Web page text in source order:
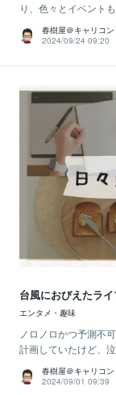
り、色々とイベント
春樹屋＠キャリコ
2024/09/24 09:20
台風におびえたラ
エンタメ・趣味
ノロノロかつ予測不
計画していたけど、
春樹屋＠キャリコ
2024/09/01 09:39